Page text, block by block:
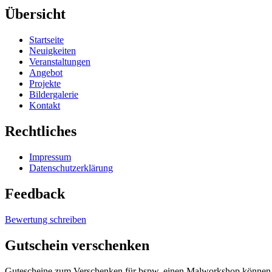
Übersicht
Startseite
Neuigkeiten
Veranstaltungen
Angebot
Projekte
Bildergalerie
Kontakt
Rechtliches
Impressum
Datenschutzerklärung
Feedback
Bewertung schreiben
Gutschein verschenken